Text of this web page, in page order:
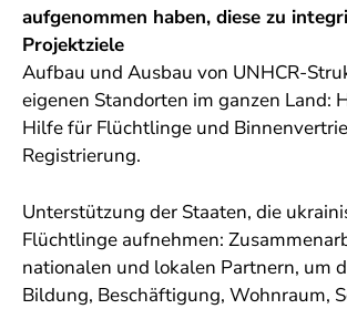
aufgenommen haben, diese zu
Projektziele
Aufbau und Ausbau von UNHCR-
eigenen Standorten im ganzen Land:
Hilfe für Flüchtlinge und
Registrierung.
Unterstützung der Staaten, die
Flüchtlinge aufnehmen:
nationalen und lokalen Partnern, um
Bildung, Beschäftigung, Wohnraum,